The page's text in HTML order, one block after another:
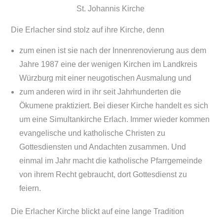
St. Johannis Kirche
Die Erlacher sind stolz auf ihre Kirche, denn
zum einen ist sie nach der Innenrenovierung aus dem
Jahre 1987 eine der wenigen Kirchen im Landkreis
Würzburg mit einer neugotischen Ausmalung und
zum anderen wird in ihr seit Jahrhunderten die
Ökumene praktiziert. Bei dieser Kirche handelt es sich
um eine Simultankirche Erlach. Immer wieder kommen
evangelische und katholische Christen zu
Gottesdiensten und Andachten zusammen. Und
einmal im Jahr macht die katholische Pfarrgemeinde
von ihrem Recht gebraucht, dort Gottesdienst zu
feiern.
Die Erlacher Kirche blickt auf eine lange Tradition